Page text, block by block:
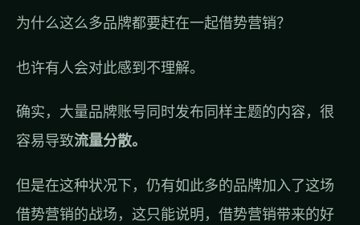
为什么这么多品牌都要赶在一起借势营销？
也许有人会对此感到不理解。
确实，大量品牌账号同时发布同样主题的内容，很
容易导致流量分散。
但是在这种状况下，仍有如此多的品牌加入了这场
借势营销的战场，这只能说明，借势营销带来的好